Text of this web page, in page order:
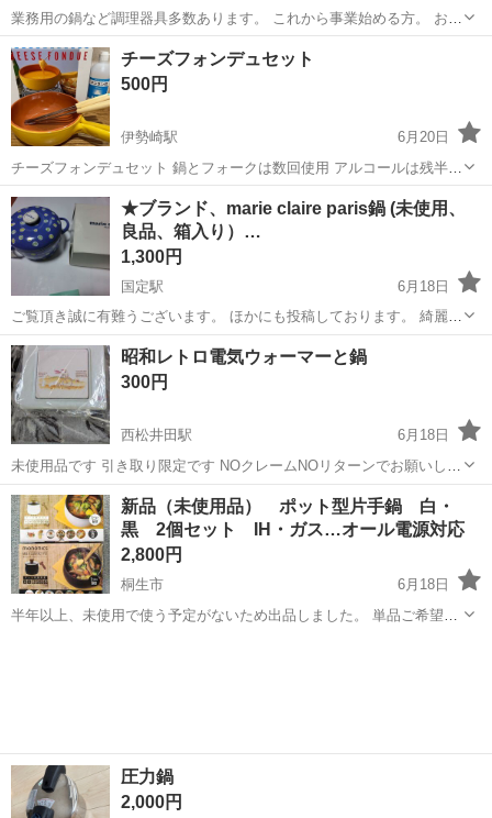
業務用の鍋など調理器具多数あります。 これから事業始める方。 お店
をやっていて鍋を追加で購入しようとしていた方。 商品価格はまとめ
て5万円になっていますが、バラ出しも可能です。 価格は要相談で
す。 マナーの悪い方、こ...
群馬 桐生市 天王宿駅 調理器具
チーズフォンデュセット
500円
伊勢崎駅
6月20日
チーズフォンデュセット 鍋とフォークは数回使用 アルコールは残半分
バーナー部分は未使用 取引場所 トミースコシア というカフェ前 取引
日時 要相談
群馬 伊勢崎市 伊勢崎駅
★ブランド、marie claire paris鍋 (未使用、
良品、箱入り）…
1,300円
国定駅
6月18日
ご覧頂き誠に有難うございます。 ほかにも投稿しております。 綺麗な
色で回りにアクセント。 画像の物。 ★お問合せ前にプロフィールをお
読み頂きます様お願い致します。 ★定型文不可（結果お取り引きに...
群馬 伊勢崎市 国定駅 調理器具 paris
昭和レトロ電気ウォーマーと鍋
300円
西松井田駅
6月18日
未使用品です 引き取り限定です NOクレームNOリターンでお願いしま
す 倉渕町か箕郷町での取り引きお願いします
群馬 高崎市 西松井田駅 調理器具 レトロ
新品（未使用品） ポット型片手鍋 白・
黒 2個セット IH・ガス…オール電源対応
2,800円
桐生市
6月18日
半年以上、未使用で使う予定がないため出品しました。 単品ご希望の
圧力鍋
2,000円